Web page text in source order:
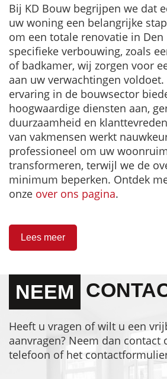
Bij KD Bouw begrijpen we dat
uw woning een belangrijke
om een totale renovatie in Den
specifieke verbouwing, zoals
of badkamer, wij zorgen voor
aan uw verwachtingen
ervaring in de bouwsector
hoogwaardige diensten aan,
duurzaamheid en
van vakmensen werkt
professioneel om uw
transformeren, terwijl we de
minimum beperken. Ontdek
onze over ons pagina.
Lees meer
NEEM
Heeft u vragen of wilt u een
aanvragen? Neem dan contact
telefoon of het